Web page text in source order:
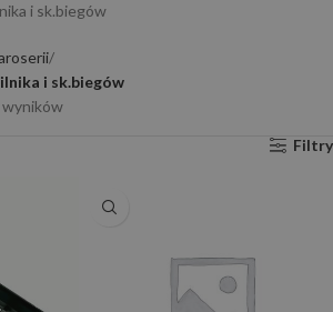
i sk.biegów
i sk.biegów
wyników
Filtry